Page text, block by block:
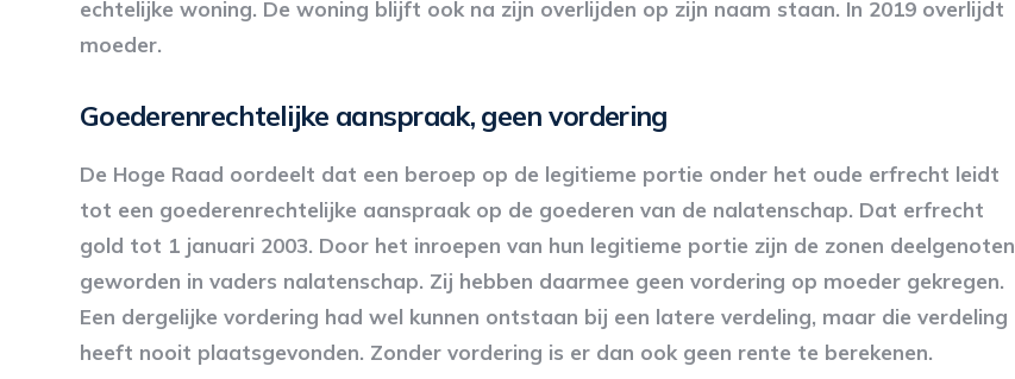
echtelijke woning. De woning blijft ook na zijn overlijden op zijn naam staan. In 2019 overlijdt
moeder.
Goederenrechtelijke aanspraak, geen vordering
De Hoge Raad oordeelt dat een beroep op de legitieme portie onder het oude erfrecht leidt
tot een goederenrechtelijke aanspraak op de goederen van de nalatenschap. Dat erfrecht
gold tot 1 januari 2003. Door het inroepen van hun legitieme portie zijn de zonen deelgenoten
geworden in vaders nalatenschap. Zij hebben daarmee geen vordering op moeder gekregen.
Een dergelijke vordering had wel kunnen ontstaan bij een latere verdeling, maar die verdeling
heeft nooit plaatsgevonden. Zonder vordering is er dan ook geen rente te berekenen.